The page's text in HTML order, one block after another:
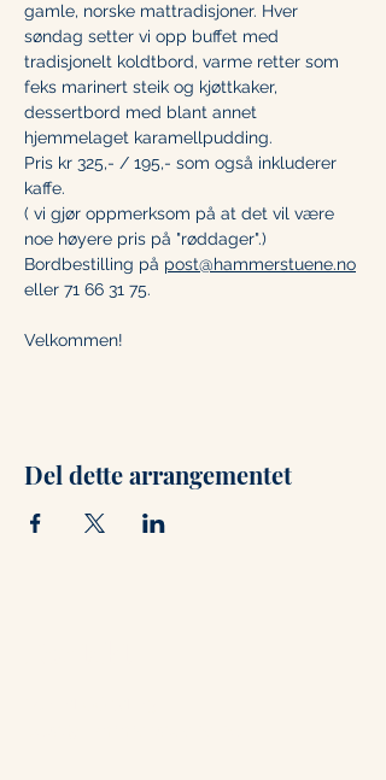
gamle, norske mattradisjoner. Hver
søndag setter vi opp buffet med
tradisjonelt koldtbord, varme retter som
feks marinert steik og kjøttkaker,
dessertbord med blant annet
hjemmelaget karamellpudding.
Pris kr 325,- / 195,- som også inkluderer
kaffe.
( vi gjør oppmerksom på at det vil være
noe høyere pris på "røddager".)
Bordbestilling på post@hammerstuene.no
eller 71 66 31 75.
Velkommen!
Del dette arrangementet